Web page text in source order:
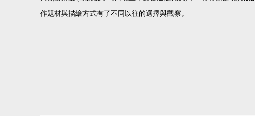
作題材與描繪方式有了不同以往的選擇與觀察。